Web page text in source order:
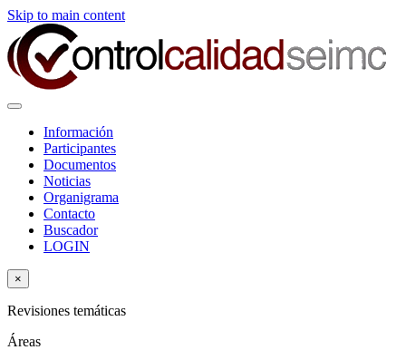
Skip to main content
Información
Participantes
Documentos
Noticias
Organigrama
Contacto
Buscador
LOGIN
×
Revisiones temáticas
Áreas